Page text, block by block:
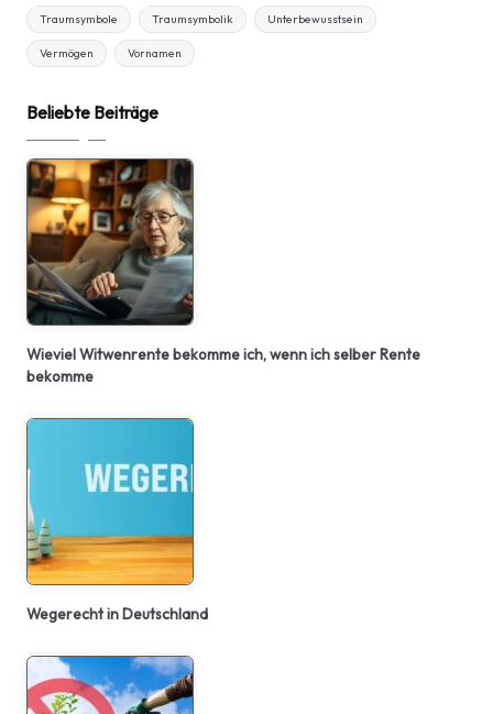
Traumsymbole Traumsymbolik Unterbewusstsein
Vermögen Vornamen
Beliebte Beiträge
Wieviel Witwenrente bekomme ich, wenn ich selber Rente
bekomme
Wegerecht in Deutschland